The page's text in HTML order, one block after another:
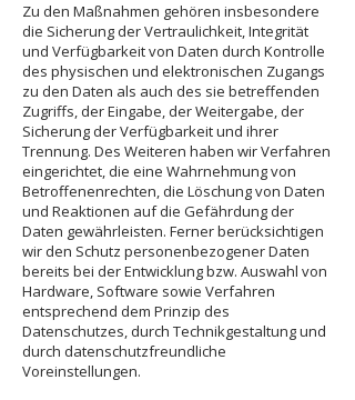
Zu den Maßnahmen gehören insbesondere
die Sicherung der Vertraulichkeit, Integrität
und Verfügbarkeit von Daten durch Kontrolle
des physischen und elektronischen Zugangs
zu den Daten als auch des sie betreffenden
Zugriffs, der Eingabe, der Weitergabe, der
Sicherung der Verfügbarkeit und ihrer
Trennung. Des Weiteren haben wir Verfahren
eingerichtet, die eine Wahrnehmung von
Betroffenenrechten, die Löschung von Daten
und Reaktionen auf die Gefährdung der
Daten gewährleisten. Ferner berücksichtigen
wir den Schutz personenbezogener Daten
bereits bei der Entwicklung bzw. Auswahl von
Hardware, Software sowie Verfahren
entsprechend dem Prinzip des
Datenschutzes, durch Technikgestaltung und
durch datenschutzfreundliche
Voreinstellungen.